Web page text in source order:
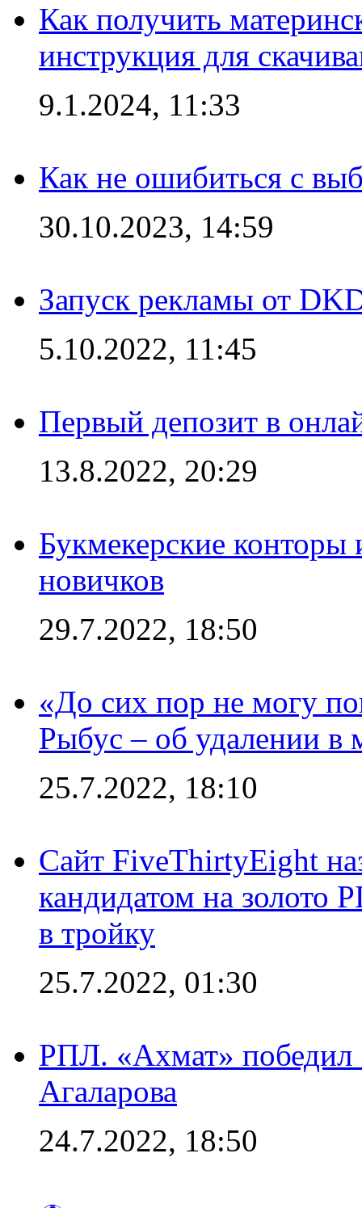
Как получить
инструкция для
9.1.2024, 11:33
Как не ошибиться с
30.10.2023, 14:59
Запуск рекламы от
5.10.2022, 11:45
Первый депозит в
13.8.2022, 20:29
Букмекерские конторы
новичков
29.7.2022, 18:50
«До сих пор не могу
Рыбус – об удалении в
25.7.2022, 18:10
Сайт FiveThirtyEight
кандидатом на
в тройку
25.7.2022, 01:30
РПЛ. «Ахмат» победил
Агаларова
24.7.2022, 18:50